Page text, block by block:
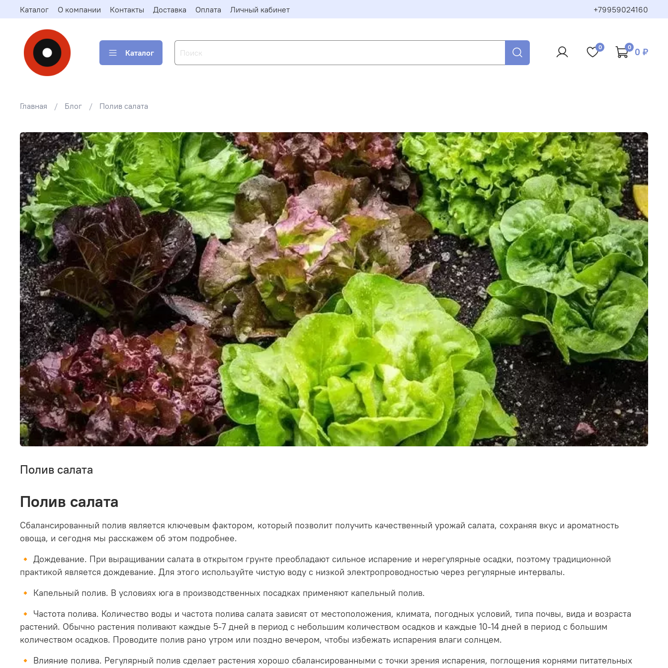
Каталог О компании Контакты Доставка Оплата Личный кабинет +79959024160
Каталог
0 0 0 ₽
Главная Блог Полив салата
Полив салата
Полив салата
Сбалансированный полив является ключевым фактором, который позволит получить качественный урожай салата, сохраняя вкус и ароматность
овоща, и сегодня мы расскажем об этом подробнее.
🔸 Дождевание. При выращивании салата в открытом грунте преобладают сильное испарение и нерегулярные осадки, поэтому традиционной
практикой является дождевание. Для этого используйте чистую воду с низкой электропроводностью через регулярные интервалы.
🔸 Капельный полив. В условиях юга в производственных посадках применяют капельный полив.
🔸 Частота полива. Количество воды и частота полива салата зависят от местоположения, климата, погодных условий, типа почвы, вида и возраста
растений. Обычно растения поливают каждые 5-7 дней в период с небольшим количеством осадков и каждые 10-14 дней в период с большим
количеством осадков. Проводите полив рано утром или поздно вечером, чтобы избежать испарения влаги солнцем.
🔸 Влияние полива. Регулярный полив сделает растения хорошо сбалансированными с точки зрения испарения, поглощения корнями питательных